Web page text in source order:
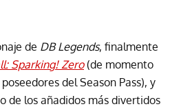
de DB Legends, finalmente
Sparking! Zero (de momento
del Season Pass), y
de los añadidos más divertidos